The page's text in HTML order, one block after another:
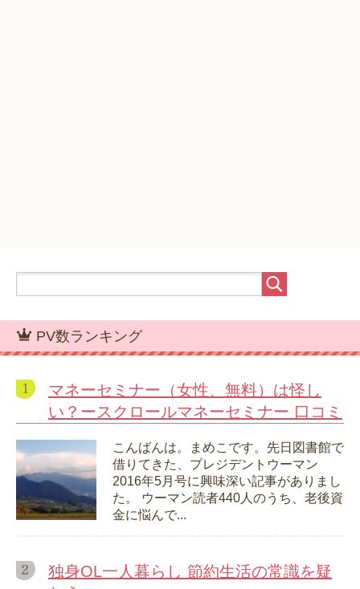
PV数ランキング
マネーセミナー（女性、無料）は怪し
い？ースクロールマネーセミナー 口コミ
こんばんは。まめこです。先日図書館で
借りてきた、プレジデントウーマン
2016年5月号に興味深い記事がありまし
た。 ウーマン読者440人のうち、老後資
金に悩んで...
独身OL一人暮らし 節約生活の常識を疑